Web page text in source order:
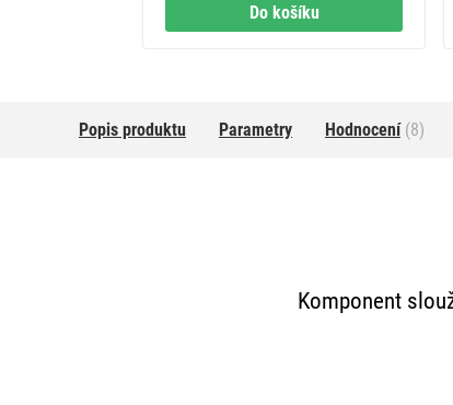
Do košíku
Popis produktu Parametry Hodnocení(8)
Komponent